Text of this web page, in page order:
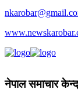
नेपाल समाचार